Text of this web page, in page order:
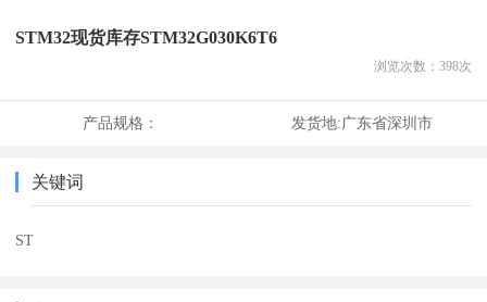
STM32现货库存STM32G030K6T6
浏览次数： 398次
产品规格： 发货地:广东省深圳市
关键词
ST